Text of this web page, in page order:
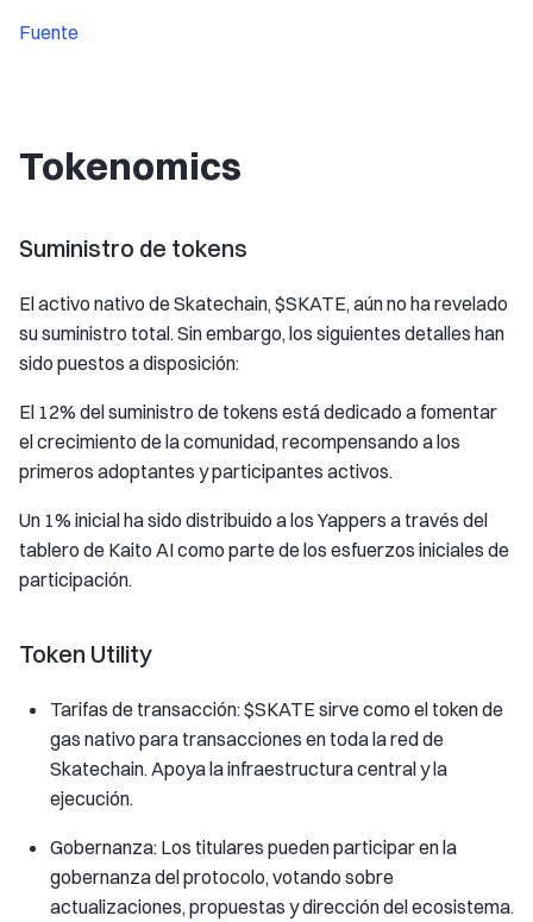
Fuente
Tokenomics
Suministro de tokens
El activo nativo de Skatechain, $SKATE, aún no ha revelado
su suministro total. Sin embargo, los siguientes detalles han
sido puestos a disposición:
El 12% del suministro de tokens está dedicado a fomentar
el crecimiento de la comunidad, recompensando a los
primeros adoptantes y participantes activos.
Un 1% inicial ha sido distribuido a los Yappers a través del
tablero de Kaito AI como parte de los esfuerzos iniciales de
participación.
Token Utility
Tarifas de transacción: $SKATE sirve como el token de
gas nativo para transacciones en toda la red de
Skatechain. Apoya la infraestructura central y la
ejecución.
Gobernanza: Los titulares pueden participar en la
gobernanza del protocolo, votando sobre
actualizaciones, propuestas y dirección del ecosistema.